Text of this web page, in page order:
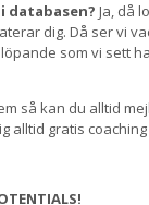
databasen? Ja, då
dig. Då ser vi
som vi sett
så kan du alltid
alltid gratis